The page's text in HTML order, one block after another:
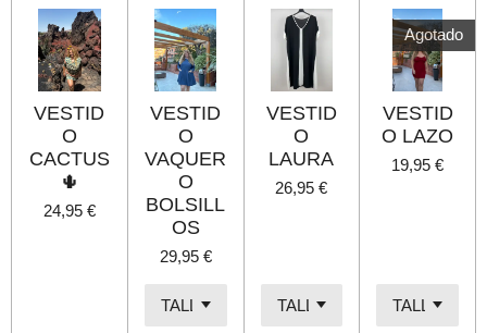
VESTID
O
CACTUS
🌵
24,95 €
VESTID
O
VAQUER
O
BOLSILL
OS
29,95 €
VESTID
O
LAURA
26,95 €
Agotado
VESTID
O LAZO
19,95 €